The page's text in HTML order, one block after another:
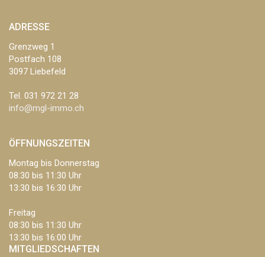
ADRESSE
Grenzweg 1
Postfach 108
3097 Liebefeld
Tel. 031 972 21 28
info@mgl-immo.ch
ÖFFNUNGSZEITEN
Montag bis Donnerstag
08:30 bis 11:30 Uhr
13:30 bis 16:30 Uhr
Freitag
08:30 bis 11:30 Uhr
13:30 bis 16:00 Uhr
MITGLIEDSCHAFTEN